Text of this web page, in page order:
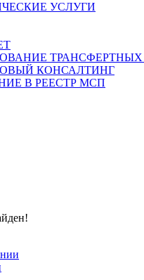
УСЛУГИ
ТРАНСФЕРТНЫХ
КОНСАЛТИНГ
В РЕЕСТР МСП